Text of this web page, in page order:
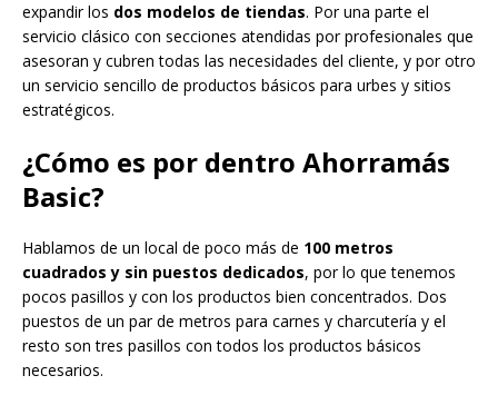
expandir los dos modelos de tiendas. Por una parte el
servicio clásico con secciones atendidas por profesionales que
asesoran y cubren todas las necesidades del cliente, y por otro
un servicio sencillo de productos básicos para urbes y sitios
estratégicos.
¿Cómo es por dentro Ahorramás
Basic?
Hablamos de un local de poco más de 100 metros
cuadrados y sin puestos dedicados, por lo que tenemos
pocos pasillos y con los productos bien concentrados. Dos
puestos de un par de metros para carnes y charcutería y el
resto son tres pasillos con todos los productos básicos
necesarios.